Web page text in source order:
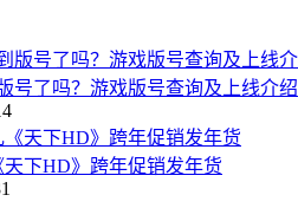
号了吗？游戏版号查询及上线介绍
下HD》跨年促销发年货